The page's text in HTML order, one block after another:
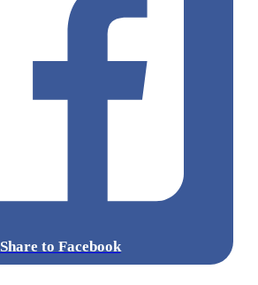
Share to Facebook